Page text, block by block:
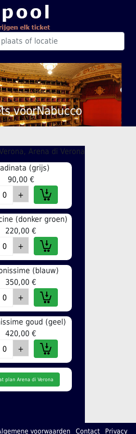
voorNabucco
Arena di Verona
(grijs)
90,00 €
(donker groen)
220,00 €
(blauw)
350,00 €
goud (geel)
420,00 €
plan Arena di Verona
voorwaarden Contact Privacy